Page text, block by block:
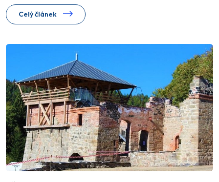
Celý článek